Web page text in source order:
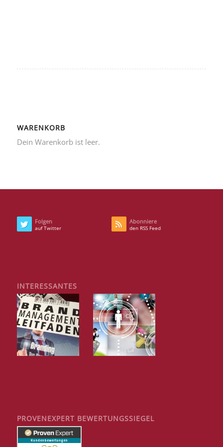
WARENKORB
Dein Warenkorb ist leer.
Folgen
auf Twitter
Abonniere
den RSS Feed
INTERESSANTES
PROVENEXPERT BEWERTUNGSSIEGEL